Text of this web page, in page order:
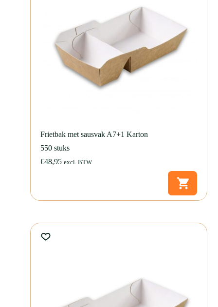
Frietbak met sausvak A7+1 Karton
550 stuks
€48,95 excl. BTW